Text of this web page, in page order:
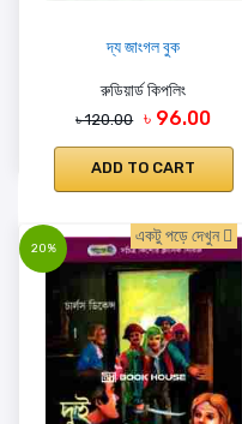
দ্য জাংগল বুক
রুডিয়ার্ড কিপলিং
৳ 120.00 ৳ 96.00
ADD TO CART
20%
একটু পড়ে দেখুন